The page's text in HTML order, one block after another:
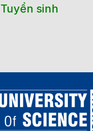
Tuyển sinh